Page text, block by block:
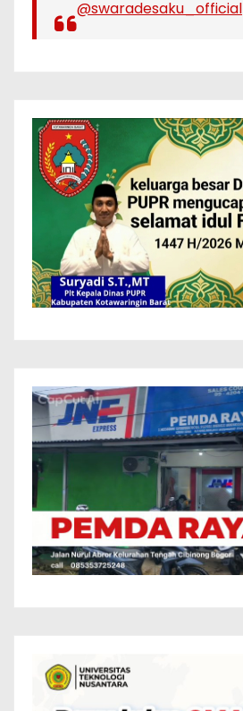
@swaradesaku_official